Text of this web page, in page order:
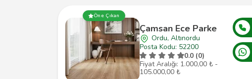
Öne Çıkan
Çamsan Ece Parke
Ordu, Altınordu
Posta Kodu: 52200
0.0 (0)
Fiyat Aralığı: 1.000,00 ₺ -
105.000,00 ₺